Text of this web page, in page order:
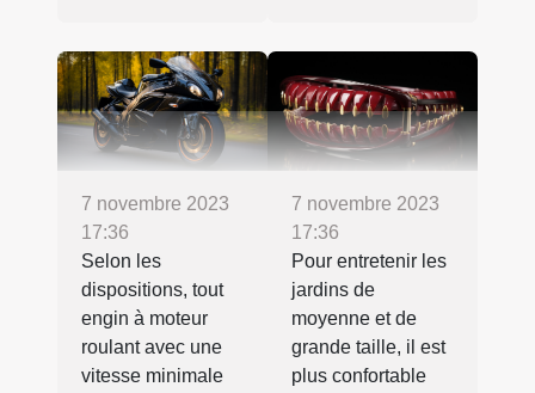
7 novembre 2023
17:36
Selon les
dispositions, tout
engin à moteur
roulant avec une
vitesse minimale
7 novembre 2023
17:36
Pour entretenir les
jardins de
moyenne et de
grande taille, il est
plus confortable